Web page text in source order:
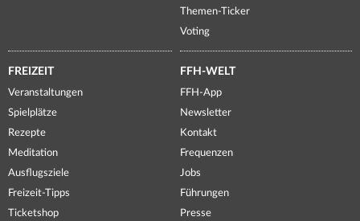
Themen-Ticker
Voting
FREIZEIT
Veranstaltungen
Spielplätze
Rezepte
Meditation
Ausflugsziele
Freizeit-Tipps
Ticketshop
FFH-WELT
FFH-App
Newsletter
Kontakt
Frequenzen
Jobs
Führungen
Presse